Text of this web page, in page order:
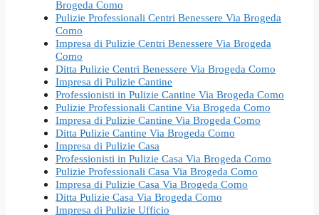
Brogeda Como
Pulizie Professionali Centri Benessere Via Brogeda
Como
Impresa di Pulizie Centri Benessere Via Brogeda
Como
Ditta Pulizie Centri Benessere Via Brogeda Como
Impresa di Pulizie Cantine
Professionisti in Pulizie Cantine Via Brogeda Como
Pulizie Professionali Cantine Via Brogeda Como
Impresa di Pulizie Cantine Via Brogeda Como
Ditta Pulizie Cantine Via Brogeda Como
Impresa di Pulizie Casa
Professionisti in Pulizie Casa Via Brogeda Como
Pulizie Professionali Casa Via Brogeda Como
Impresa di Pulizie Casa Via Brogeda Como
Ditta Pulizie Casa Via Brogeda Como
Impresa di Pulizie Ufficio